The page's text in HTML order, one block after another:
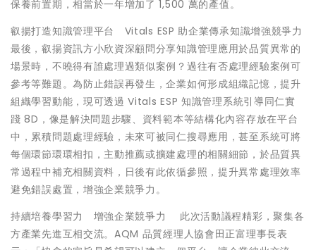
保養前置期，相當於一年增加了 1,500 萬的產值。
叡揚打造知識管理平台 Vitals ESP 助企業傳承知識增強競爭力
最後，叡揚資訊方小欣資深顧問分享知識管理應用於品質異常的
場景時，不曉得有誰處理過類似案例？過往有否處理經驗案例可
參考等難題。為防止錯誤再發生，企業如何形成組織記憶，提升
組織學習動能，現可透過 Vitals ESP 知識管理系統引導同仁實
踐 8D，像是解決問題步驟、資料範本等結構化內容存放在平台
中，累積問題處理經驗，未來可被同仁搜尋應用，甚至系統可將
每個環節環環相扣，主動推薦或擴建處理的相關細節，於品質異
常過程中補充相關資料，日後有此依循參照，提升異常處理效率
避免錯誤處置，增強企業競爭力。
持續培養學習力 增強企業競爭力 此次活動議程精彩，聚集各
方產業先進互相交流。AQM 品質經理人協會田正富理事長表